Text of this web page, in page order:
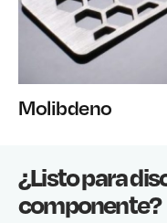
Molibdeno
¿Listo para
componente?